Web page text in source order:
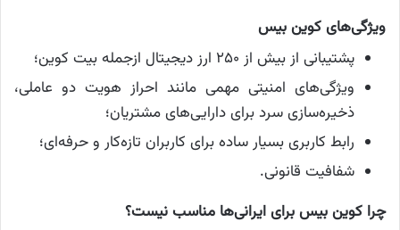
ویژگی‌های کوین بیس
پشتیبانی از بیش از ۲۵۰ ارز دیجیتال ازجمله بیت کوین؛
ویژگی‌های امنیتی مهمی مانند احراز هویت دو عاملی،
ذخیره‌سازی سرد برای دارایی‌های مشتریان؛
رابط کاربری بسیار ساده برای کاربران تازه‌کار و حرفه‌ای؛
شفافیت قانونی.
چرا کوین بیس برای ایرانی‌ها مناسب نیست؟